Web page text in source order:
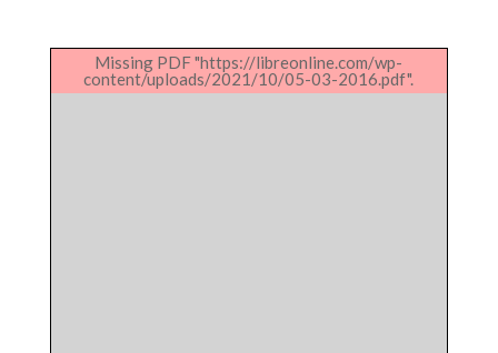
Missing PDF "https://libreonline.com/wp-
content/uploads/2021/10/05-03-2016.pdf".